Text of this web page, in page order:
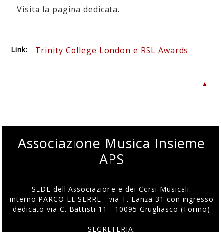
Visita la pagina dedicata.
Link: Trinity College London e RSL Awards
▲
Associazione Musica Insieme
APS
SEDE dell'Associazione e dei Corsi Musicali:
interno PARCO LE SERRE - via T. Lanza 31 con ingresso
dedicato via C. Battisti 11 - 10095 Grugliasco (Torino)
SEGRETERIA: